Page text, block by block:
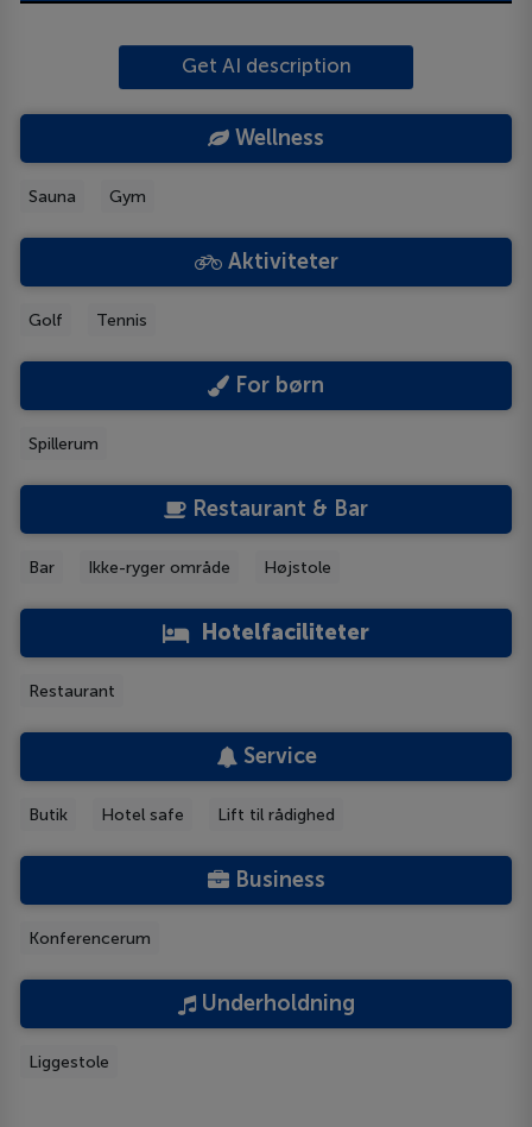
Get AI description
Wellness
Sauna Gym
Aktiviteter
Golf Tennis
For børn
Spillerum
Restaurant & Bar
Bar Ikke-ryger område Højstole
Hotelfaciliteter
Restaurant
Service
Butik Hotel safe Lift til rådighed
Business
Konferencerum
Underholdning
Liggestole